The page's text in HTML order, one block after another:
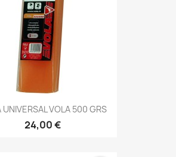
UNIVERSAL VOLA 500 GRS
24,00 €